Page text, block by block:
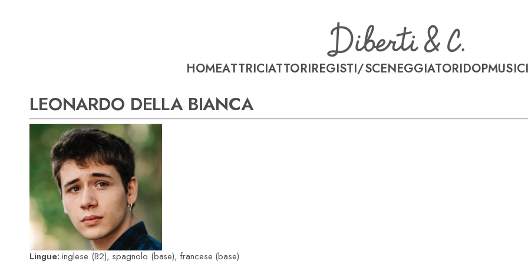
HOMEATTRICIATTORIREGISTI/SCENEGGIATORIDOP
LEONARDO DELLA BIANCA
Lingue: inglese (B2), spagnolo (base), francese (base)